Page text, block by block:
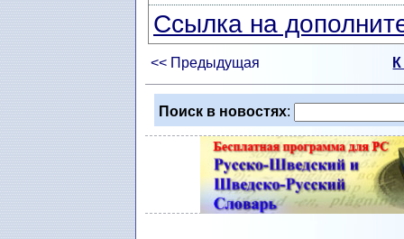
Ссылка на
<< Предыдущая
Поиск в новостях: